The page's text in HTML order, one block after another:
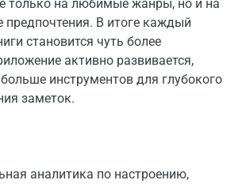
только на любимые жанры, но и на
В итоге каждый
становится чуть более
активно развивается,
инструментов для глубокого
заметок.
аналитика по настроению,